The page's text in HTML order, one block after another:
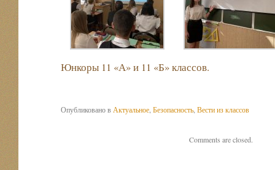
Юнкоры 11 «А» и 11 «Б» классов.
Опубликовано в Актуальное Безопасность Вести из классов
Comments are closed.